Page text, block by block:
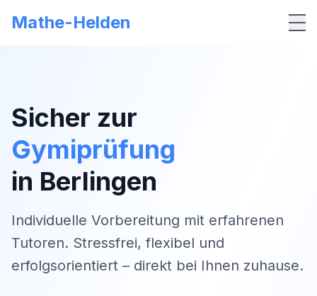
Mathe-Helden
Sicher zur
Gymiprüfung
in Berlingen
Individuelle Vorbereitung mit erfahrenen
Tutoren. Stressfrei, flexibel und
erfolgsorientiert – direkt bei Ihnen zuhause.